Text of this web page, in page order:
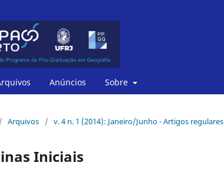
Anúncios Sobre
/ Arquivos / v. 4 n. 1 (2014): Janeiro/Junho - Artigos regulares
Iniciais